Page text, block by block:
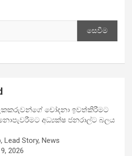
සෙවීම
චෝදනා ඉවත්කිරීමට
අධ්‍යක්ෂ ජනරාල්ට බලය
Lead Story, News
2026